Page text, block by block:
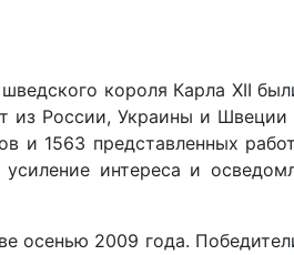
короля Карла XII
из России, Украины и Швеции
и 1563 представленных
интереса и
осенью 2009 года.